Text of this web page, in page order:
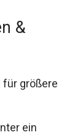
&
für größere
ein